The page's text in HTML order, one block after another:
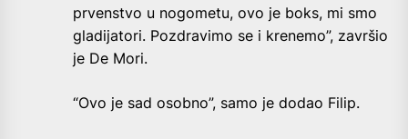
prvenstvo u nogometu, ovo je boks, mi smo
gladijatori. Pozdravimo se i krenemo”, završio
je De Mori.
“Ovo je sad osobno”, samo je dodao Filip.